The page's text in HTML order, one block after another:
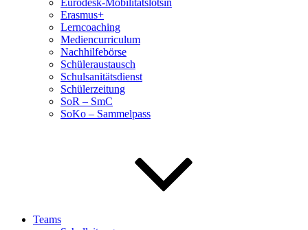
Eurodesk-Mobilitätslotsin
Erasmus+
Lerncoaching
Mediencurriculum
Nachhilfebörse
Schüleraustausch
Schulsanitätsdienst
Schülerzeitung
SoR – SmC
SoKo – Sammelpass
Teams